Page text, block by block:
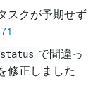
スクが予期せず
で間違っ
修正しました